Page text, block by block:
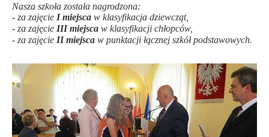
Nasza szkoła została nagrodzona:
- za zajęcie I miejsca w klasyfikacja dziewcząt,
- za zajęcie III miejsca w klasyfikacji chłopców,
- za zajęcie II miejsca w punktacji łącznej szkół podstawowych.